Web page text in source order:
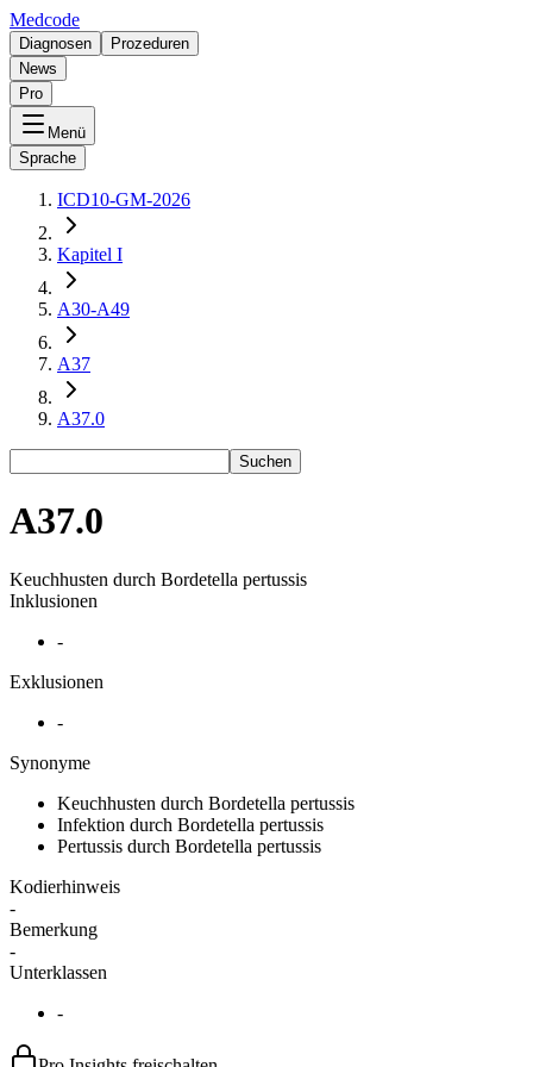
Medcode
Diagnosen
Prozeduren
News
Pro
Menü
Sprache
ICD10-GM-2026
Kapitel I
A30-A49
A37
A37.0
Suchen
A37.0
Keuchhusten durch Bordetella pertussis
Inklusionen
-
Exklusionen
-
Synonyme
Keuchhusten durch Bordetella pertussis
Infektion durch Bordetella pertussis
Pertussis durch Bordetella pertussis
Kodierhinweis
-
Bemerkung
-
Unterklassen
-